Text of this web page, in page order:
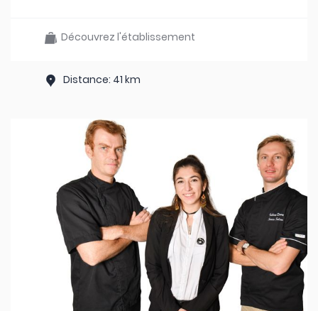
Découvrez l'établissement
Distance: 41 km